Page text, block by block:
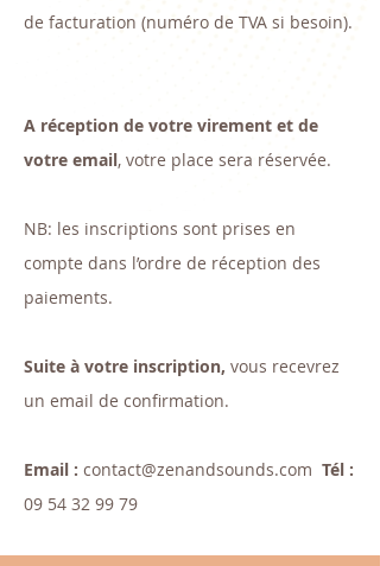
de facturation (numéro de TVA si besoin).
A réception de votre virement et de
votre email, votre place sera réservée.
NB: les inscriptions sont prises en
compte dans l’ordre de réception des
paiements.
Suite à votre inscription, vous recevrez
un email de confirmation.
Email : contact@zenandsounds.com Tél :
09 54 32 99 79